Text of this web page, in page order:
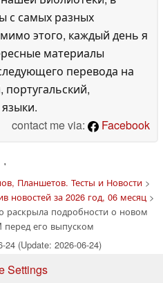
с самых разных
этого, каждый день я
материалы
перевода на
contact me via:
Facebook
'
Планшетов. Тесты и Новости>
новостей за 2026 год, 06 месяц>
раскрыла подробности о новом
перед его выпуском
24 (Update: 2026-06-24)
Settings